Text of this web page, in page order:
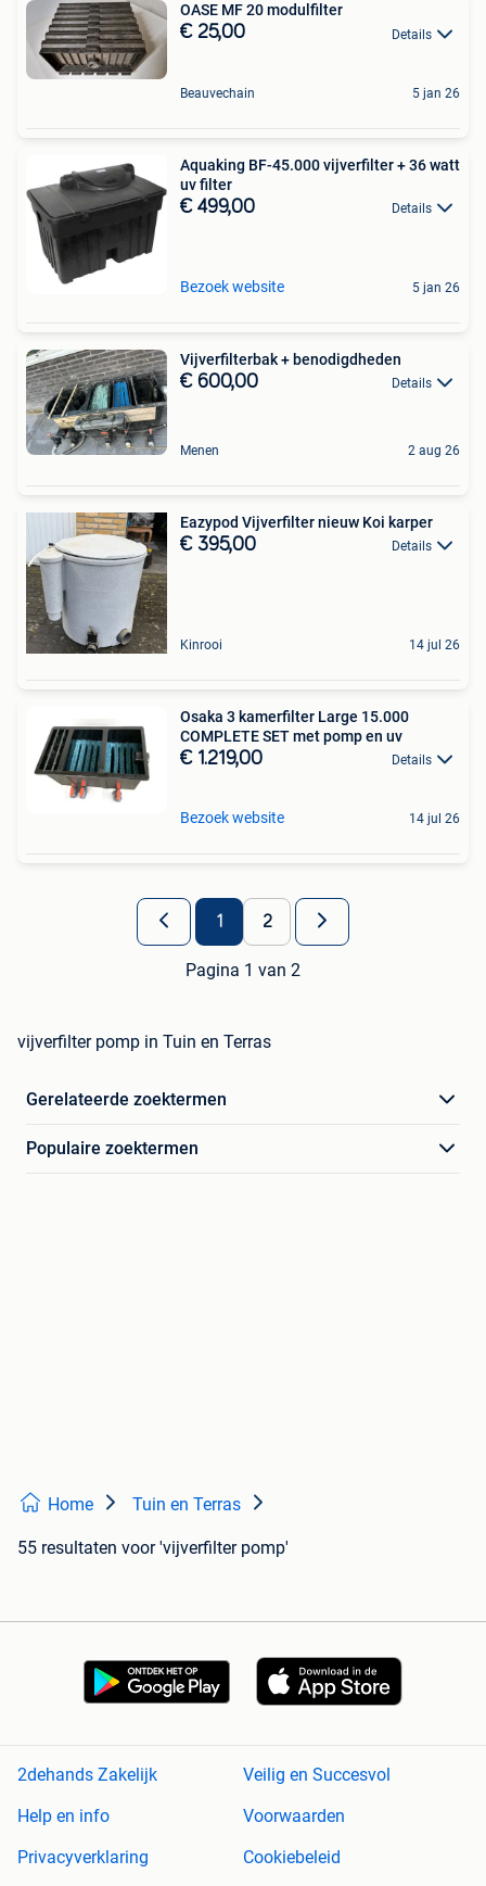
OASE MF 20 modulfilter
€ 25,00 Details
Beauvechain 5 jan 26
Aquaking BF-45.000 vijverfilter + 36 watt
uv filter
€ 499,00 Details
Bezoek website 5 jan 26
Vijverfilterbak + benodigdheden
€ 600,00 Details
Menen 2 aug 26
Eazypod Vijverfilter nieuw Koi karper
€ 395,00 Details
Kinrooi 14 jul 26
Osaka 3 kamerfilter Large 15.000
COMPLETE SET met pomp en uv
€ 1.219,00 Details
Bezoek website 14 jul 26
1 2
Pagina 1 van 2
vijverfilter pomp in Tuin en Terras
Gerelateerde zoektermen
Populaire zoektermen
Home Tuin en Terras
55 resultaten voor 'vijverfilter pomp'
2dehands Zakelijk
Veilig en Succesvol
Help en info
Voorwaarden
Privacyverklaring
Cookiebeleid